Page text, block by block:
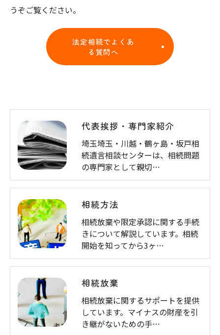
うぞご覧ください。
法定相続でよくあ
る質問へ
代表挨拶・専門家紹介
埼玉埼玉・川越・鶴ヶ島・坂戸相
続遺言相談センターは、相続問題
の専門家として親切…
相続方法
相続放棄や限定承認に関する手続
きについて解説しています。相続
開始を知ってから3ヶ…
相続放棄
相続放棄に関するサポートを提供
しています。マイナスの財産を引
き継がないための手…